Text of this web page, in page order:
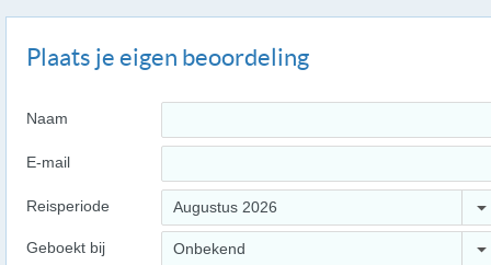
Plaats je eigen beoordeling
Naam
E-mail
Reisperiode Augustus 2026
Geboekt bij Onbekend